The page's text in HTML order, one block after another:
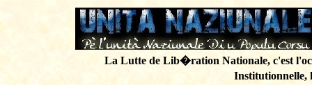
La Lutte de Lib�ration Nationale, c'est
Institutionnelle,